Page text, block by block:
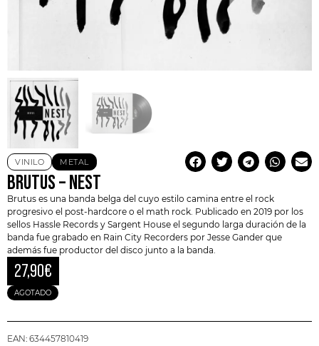
VINILO METAL
BRUTUS – NEST
Brutus es una banda belga del cuyo estilo camina entre el rock
progresivo el post-hardcore o el math rock. Publicado en 2019 por los
sellos Hassle Records y Sargent House el segundo larga duración de la
banda fue grabado en Rain City Recorders por Jesse Gander que
además fue productor del disco junto a la banda.
27,90€
AGOTADO
EAN: 634457810419